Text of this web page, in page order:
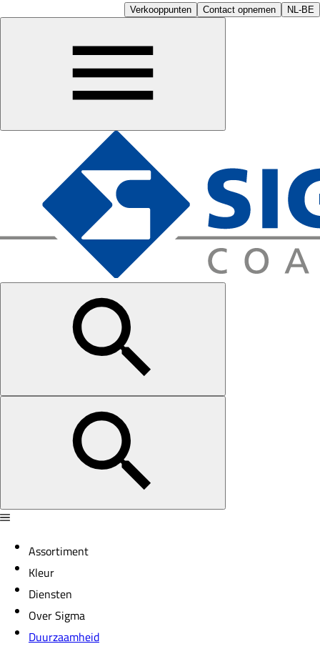
Verkooppunten Contact opnemen NL-BE
Assortiment
Kleur
Diensten
Over Sigma
Duurzaamheid